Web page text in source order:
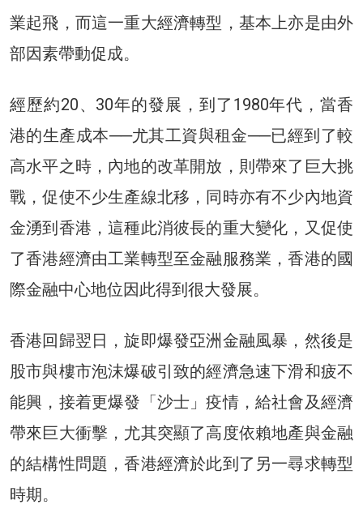
業起飛，而這一重大經濟轉型，基本上亦是由外
部因素帶動促成。
經歷約20、30年的發展，到了1980年代，當香
港的生產成本──尤其工資與租金──已經到了較
高水平之時，內地的改革開放，則帶來了巨大挑
戰，促使不少生產線北移，同時亦有不少內地資
金湧到香港，這種此消彼長的重大變化，又促使
了香港經濟由工業轉型至金融服務業，香港的國
際金融中心地位因此得到很大發展。
香港回歸翌日，旋即爆發亞洲金融風暴，然後是
股市與樓市泡沫爆破引致的經濟急速下滑和疲不
能興，接着更爆發「沙士」疫情，給社會及經濟
帶來巨大衝擊，尤其突顯了高度依賴地產與金融
的結構性問題，香港經濟於此到了另一尋求轉型
時期。